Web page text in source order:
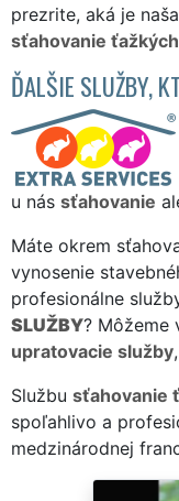
prezrite, aká je
sťahovanie
ĎALŠIE SLUŽBY,
u nás sťahovanie
Máte okrem
vynosenie
profesionálne
SLUŽBY? Môžeme
upratovacie služby,
Službu sťahovanie
spoľahlivo a
medzinárodnej